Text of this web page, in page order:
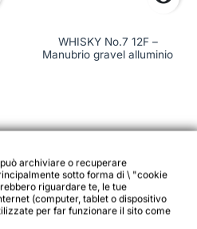
carrello
WHISKY No.7 12F –
Manubrio gravel alluminio
Vedi dettagli
archiviare o recuperare
sotto forma di \ "cookie
riguardare te, le tue
(computer, tablet o dispositivo
per far funzionare il sito come